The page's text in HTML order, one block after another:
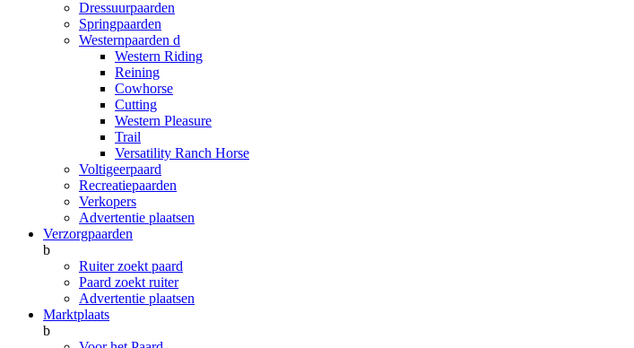
Dressuurpaarden
Springpaarden
Westernpaarden d
Western Riding
Reining
Cowhorse
Cutting
Western Pleasure
Trail
Versatility Ranch Horse
Voltigeerpaard
Recreatiepaarden
Verkopers
Advertentie plaatsen
Verzorgpaarden
b
Ruiter zoekt paard
Paard zoekt ruiter
Advertentie plaatsen
Marktplaats
b